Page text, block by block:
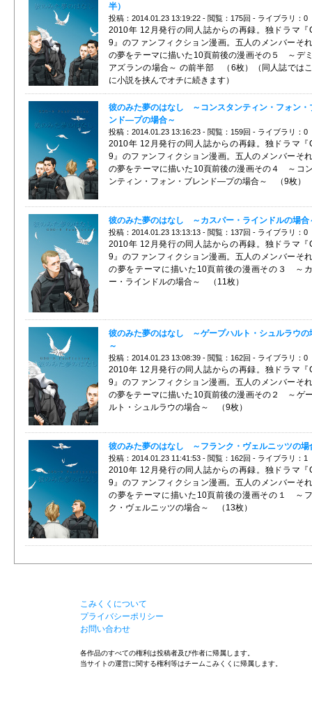
半）
投稿：2014.01.23 13:19:22 - 閲覧：175回 - ライブラリ：0
2010年 12月発行の同人誌からの再録。独ドラマ『
9』のファンフィクション漫画。五人のメンバーそ
の夢をテーマに描いた10頁前後の漫画その５ ～デ
アズランの場合～ の前半部 （6枚）（同人誌では
に小説を挟んでオチに続きます）
彼のみた夢のはなし ～コンスタンティン・フォン・
ンド―プの場合～
投稿：2014.01.23 13:16:23 - 閲覧：159回 - ライブラリ：0
2010年 12月発行の同人誌からの再録。独ドラマ『
9』のファンフィクション漫画。五人のメンバーそ
の夢をテーマに描いた10頁前後の漫画その４ ～コ
ンティン・フォン・ブレンド―プの場合～ （9枚）
彼のみた夢のはなし ～カスパー・ラインドルの場合
投稿：2014.01.23 13:13:13 - 閲覧：137回 - ライブラリ：0
2010年 12月発行の同人誌からの再録。独ドラマ『
9』のファンフィクション漫画。五人のメンバーそ
の夢をテーマに描いた10頁前後の漫画その３ ～
ー・ラインドルの場合～ （11枚）
彼のみた夢のはなし ～ゲープハルト・シュルラウの
～
投稿：2014.01.23 13:08:39 - 閲覧：162回 - ライブラリ：0
2010年 12月発行の同人誌からの再録。独ドラマ『
9』のファンフィクション漫画。五人のメンバーそ
の夢をテーマに描いた10頁前後の漫画その２ ～ゲ
ルト・シュルラウの場合～ （9枚）
彼のみた夢のはなし ～フランク・ヴェルニッツの場
投稿：2014.01.23 11:41:53 - 閲覧：162回 - ライブラリ：1
2010年 12月発行の同人誌からの再録。独ドラマ『
9』のファンフィクション漫画。五人のメンバーそ
の夢をテーマに描いた10頁前後の漫画その１ ～
ク・ヴェルニッツの場合～ （13枚）
こみくくについて
プライバシーポリシー
お問い合わせ
各作品のすべての権利は投稿者及び作者に帰属します。
当サイトの運営に関する権利等はチームこみくくに帰属します。